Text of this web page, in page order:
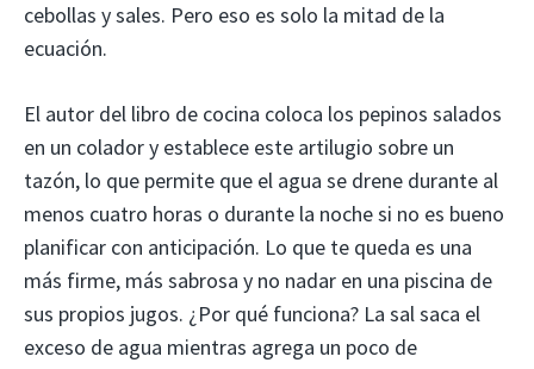
cebollas y sales. Pero eso es solo la mitad de la
ecuación.
El autor del libro de cocina coloca los pepinos salados
en un colador y establece este artilugio sobre un
tazón, lo que permite que el agua se drene durante al
menos cuatro horas o durante la noche si no es bueno
planificar con anticipación. Lo que te queda es una
más firme, más sabrosa y no nadar en una piscina de
sus propios jugos. ¿Por qué funciona? La sal saca el
exceso de agua mientras agrega un poco de